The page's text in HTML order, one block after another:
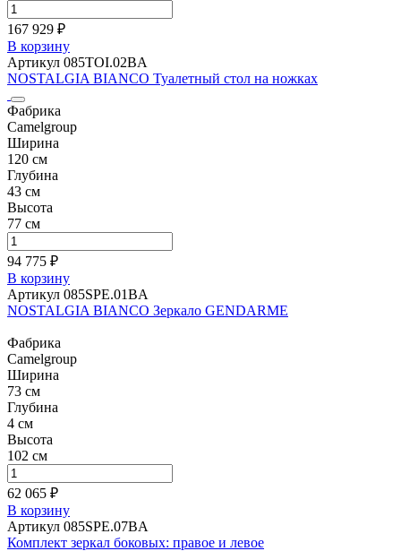
167 929 ₽
В корзину
Артикул 085TOI.02BA
NOSTALGIA BIANCO Туалетный стол на ножках
Фабрика
Camelgroup
Ширина
120 см
Глубина
43 см
Высота
77 см
94 775 ₽
В корзину
Артикул 085SPE.01BA
NOSTALGIA BIANCO Зеркало GENDARME
Фабрика
Camelgroup
Ширина
73 см
Глубина
4 см
Высота
102 см
62 065 ₽
В корзину
Артикул 085SPE.07BA
Комплект зеркал боковых: правое и левое